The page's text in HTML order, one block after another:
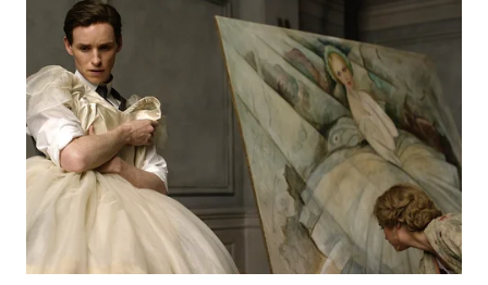
WN
CIANJUR
WN
KEPULAUAN
SERIBU
WN
TANGERANG